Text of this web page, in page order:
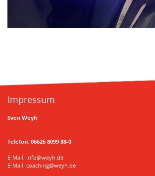
Impressum
Sven Weyh
Telefon: 06626 8099 88-0
E-Mail: info@weyh.de
E-Mail: coaching@weyh.de